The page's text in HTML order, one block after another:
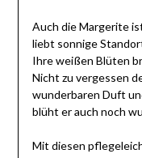
Auch die Margerite
liebt sonnige
Ihre weißen Blüten
Nicht zu vergessen
wunderbaren Duft
blüht er auch noch
Mit diesen